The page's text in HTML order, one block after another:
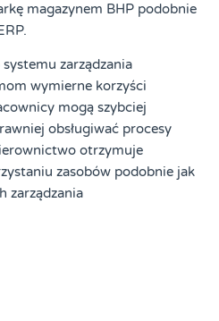
magazynem BHP podobnie
zarządzania
wymierne korzyści
mogą szybciej
obsługiwać procesy
otrzymuje
zasobów podobnie jak
zarządzania